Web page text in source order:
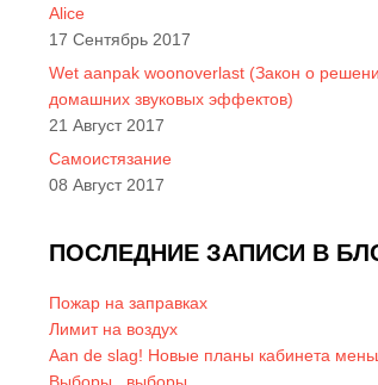
Alice
17 Сентябрь 2017
Wet aanpak woonoverlast (Закон о
домашних звуковых эффектов)
21 Август 2017
Самоистязание
08 Август 2017
ПОСЛЕДНИЕ ЗАПИСИ В
Пожар на заправках
Лимит на воздух
Aan de slag! Новые планы кабинета